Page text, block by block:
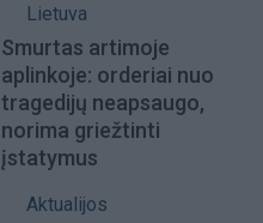
Lietuva
Smurtas artimoje
aplinkoje: orderiai nuo
tragedijų neapsaugo,
norima griežtinti
įstatymus
Aktualijos